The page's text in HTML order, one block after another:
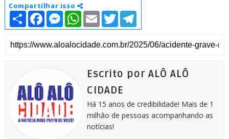
Compartilhar isso
S
h
a
e
F
c
b
M
e
s
e
W
h
a
t
s
E
m
a
l
T
i
t
t
T
l
e
g
m
Escrito por ALÔ ALÔ
CIDADE
Há 15 anos de credibilidade! Mais de 1
milhão de pessoas acompanhando as
notícias!